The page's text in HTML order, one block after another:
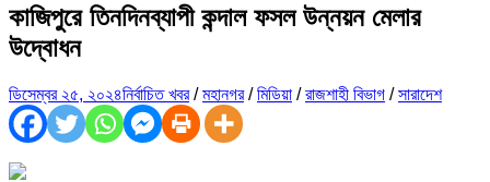
কাজিপুরে তিনদিনব্যাপী কন্দাল ফসল উন্নয়ন মেলার
উদ্বোধন
ডিসেম্বর ২৫, ২০২৪নির্বাচিত খবর/মহানগর/মিডিয়া /রাজশাহী বিভাগ /সারাদেশ